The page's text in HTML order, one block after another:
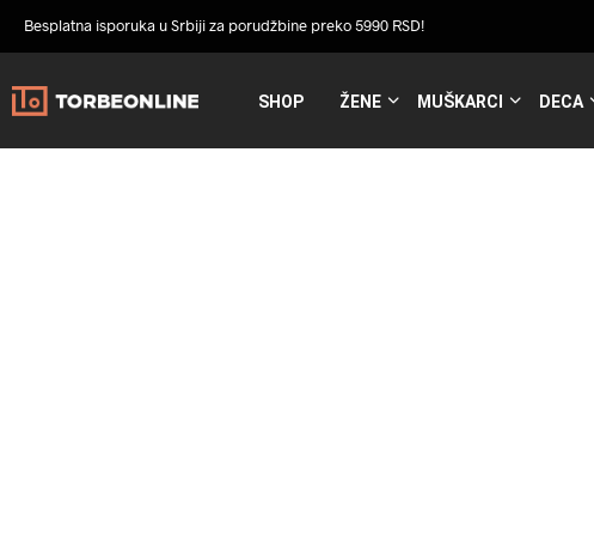
Besplatna isporuka u Srbiji za porudžbine preko 5990 RSD!
SHOP ŽENE MUŠKARCI DECA